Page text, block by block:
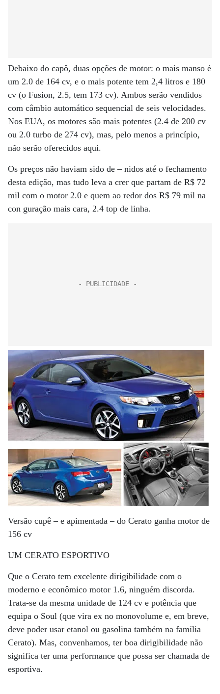
Debaixo do capô, duas opções de motor: o mais manso é
um 2.0 de 164 cv, e o mais potente tem 2,4 litros e 180
cv (o Fusion, 2.5, tem 173 cv). Ambos serão vendidos
com câmbio automático sequencial de seis velocidades.
Nos EUA, os motores são mais potentes (2.4 de 200 cv
ou 2.0 turbo de 274 cv), mas, pelo menos a princípio,
não serão oferecidos aqui.
Os preços não haviam sido de – nidos até o fechamento
desta edição, mas tudo leva a crer que partam de R$ 72
mil com o motor 2.0 e quem ao redor dos R$ 79 mil na
con guração mais cara, 2.4 top de linha.
Versão cupê – e apimentada – do Cerato ganha motor de
156 cv
UM CERATO ESPORTIVO
Que o Cerato tem excelente dirigibilidade com o
moderno e econômico motor 1.6, ninguém discorda.
Trata-se da mesma unidade de 124 cv e potência que
equipa o Soul (que vira ex no monovolume e, em breve,
deve poder usar etanol ou gasolina também na família
Cerato). Mas, convenhamos, ter boa dirigibilidade não
significa ter uma performance que possa ser chamada de
esportiva.